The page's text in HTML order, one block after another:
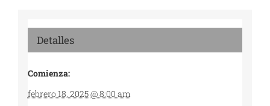
Detalles
Comienza:
febrero 18, 2025 @ 8:00 am